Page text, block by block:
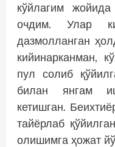
кўйлагим
очдим. Улар
дазмолланган
кийинарканман,
пул солиб
билан янгам
кетишган.
тайёрлаб
олишимга ҳожат